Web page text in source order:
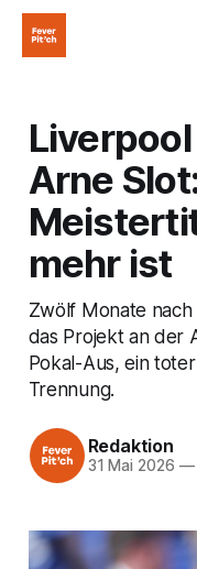
Arne
mehr ist
Zwölf Monate
das Projekt an der
Pokal-Aus, ein
Trennung.
Redaktion
31 Mai 2026 —